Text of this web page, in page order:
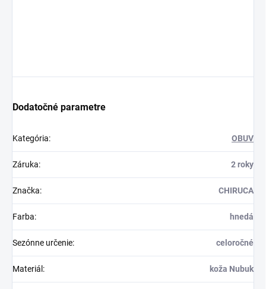
Dodatočné parametre
Kategória: OBUV
Záruka: 2 roky
Značka: CHIRUCA
Farba: hnedá
Sezónne určenie: celoročné
Materiál : koža Nubuk